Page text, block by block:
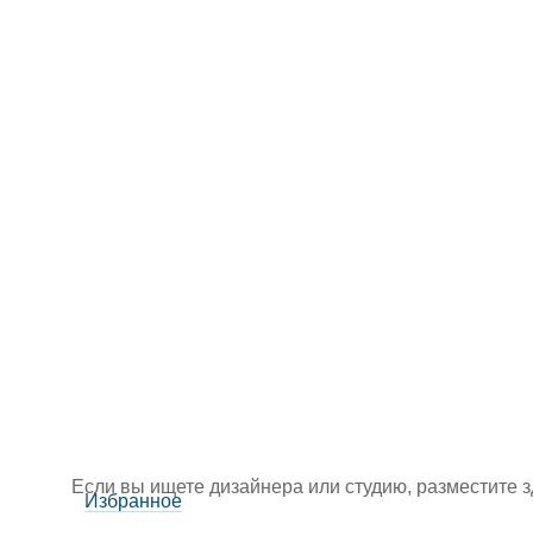
Если вы ищете дизайнера или студию, разместите
Избранное